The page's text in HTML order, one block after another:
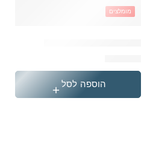
מומלצים
הוספה לסל